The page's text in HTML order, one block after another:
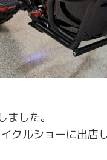
した。
クルショーに出店